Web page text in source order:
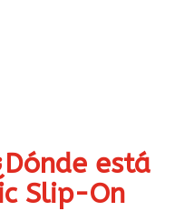
está
Slip-On